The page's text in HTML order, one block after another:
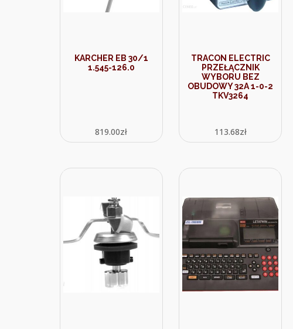
KARCHER EB 30/1
1.545-126.0
819.00zł
TRACON ELECTRIC
PRZEŁĄCZNIK
WYBORU BEZ
OBUDOWY 32A 1-0-2
TKV3264
113.68zł